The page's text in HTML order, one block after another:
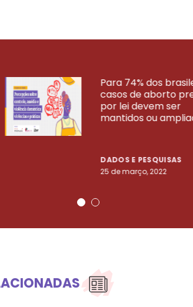
Para 74% dos
casos de aborto
por lei devem ser
mantidos ou
DADOS E PESQUISAS
25 de março, 2022
VEJA MAIS PESQUISAS